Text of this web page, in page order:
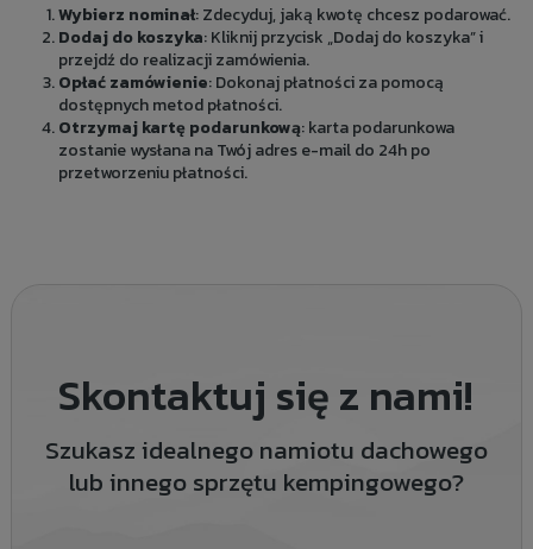
Wybierz nominał: Zdecyduj, jaką kwotę chcesz podarować.
Dodaj do koszyka: Kliknij przycisk „Dodaj do koszyka” i
przejdź do realizacji zamówienia.
Opłać zamówienie: Dokonaj płatności za pomocą
dostępnych metod płatności.
Otrzymaj kartę podarunkową: karta podarunkowa
zostanie wysłana na Twój adres e-mail do 24h po
przetworzeniu płatności.
Skontaktuj się z nami!
Szukasz idealnego namiotu dachowego
lub innego sprzętu kempingowego?